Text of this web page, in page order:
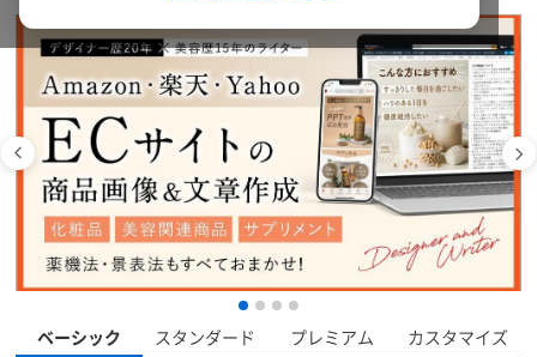
ベーシック スタンダード プレミアム カスタマイズ